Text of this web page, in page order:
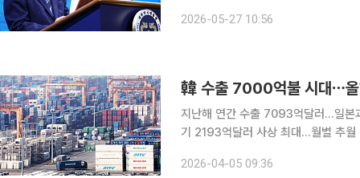
도구에서 열린 제31회 바다의 날 기
2026-05-27 10:56
韓 수출 7000억불 시대⋯올
지난해 연간 수출 7093억달러…일본
기 2193억달러 사상 최대…월별 추월 이어져 지난해 우리나라 수출이 사상 처
입은 폭발적인 성장세와 중동발 에너
2026-04-05 09:36